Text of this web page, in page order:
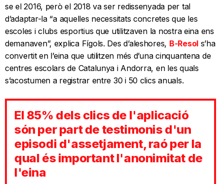
se el 2016, però el 2018 va ser redissenyada per tal
d’adaptar-la “a aquelles necessitats concretes que les
escoles i clubs esportius que utilitzaven la nostra eina ens
demanaven”, explica Fígols. Des d’aleshores, B-Resols’ha
convertit en l’eina que utilitzen més d’una cinquantena de
centres escolars de Catalunya i Andorra, en les quals
s’acostumen a registrar entre 30 i 50 clics anuals.
El 85% dels clics de l'aplicació
són per part de testimonis d'un
episodi d'assetjament, raó per la
qual és important l'anonimitat de
l'eina